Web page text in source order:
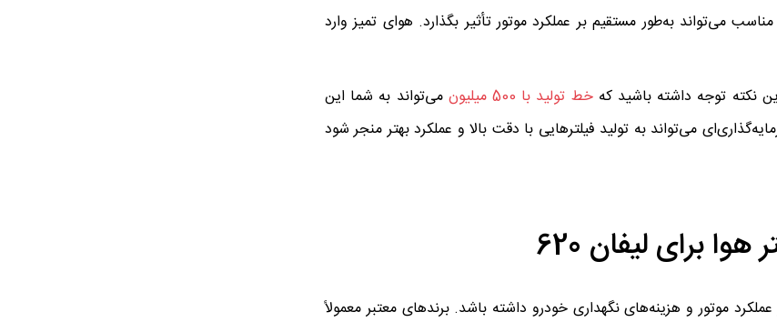
می‌تواند به‌طور مستقیم بر عملکرد موتور تأثیر بگذارد. هوای تمیز وارد
نکته توجه داشته باشید کهخط تولید با 500 میلیون
می‌تواند به شما این
می‌تواند به تولید فیلترهایی با دقت بالا و عملکرد بهتر منجر شود
برای لیفان 620
620 می‌تواند تأثیر زیادی در عملکرد موتور و هزینه‌های نگهداری خودرو داشته باشد. برندهای معتبر معمولاً